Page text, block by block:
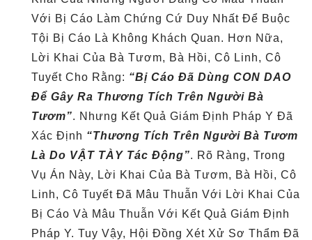
Với Bị Cáo Làm Chứng Cứ Duy Nhất Để Buộc
Tội Bị Cáo Là Không Khách Quan. Hơn Nữa,
Lời Khai Của Bà Tươm, Bà Hồi, Cô Linh, Cô
Tuyết Cho Rằng: “Bị Cáo Đã Dùng CON DAO
Để Gây Ra Thương Tích Trên Người Bà
Tươm”. Nhưng Kết Quả Giám Định Pháp Y Đã
Xác Định “Thương Tích Trên Người Bà Tươm
Là Do VẬT TÀY Tác Động”. Rõ Ràng, Trong
Vụ Án Này, Lời Khai Của Bà Tươm, Bà Hồi, Cô
Linh, Cô Tuyết Đã Mâu Thuẫn Với Lời Khai Của
Bị Cáo Và Mâu Thuẫn Với Kết Quả Giám Định
Pháp Y. Tuy Vậy, Hội Đồng Xét Xử Sơ Thẩm Đã